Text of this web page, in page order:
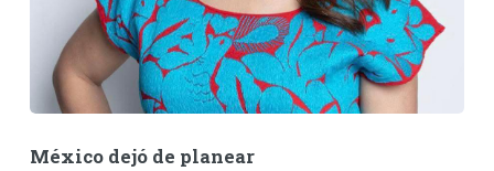
México dejó de planear